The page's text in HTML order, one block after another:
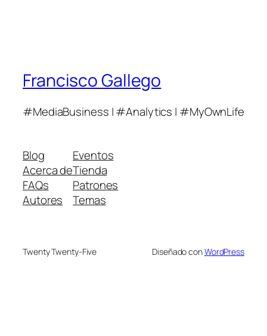
Francisco Gallego
#MediaBusiness | #Analytics | #MyOwnLife
Blog
Acerca de
FAQs
Autores
Eventos
Tienda
Patrones
Temas
Twenty Twenty-Five Diseñado conWordPress